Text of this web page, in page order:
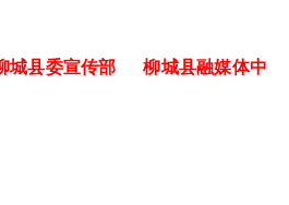
城县委宣传部 柳城县融媒体中